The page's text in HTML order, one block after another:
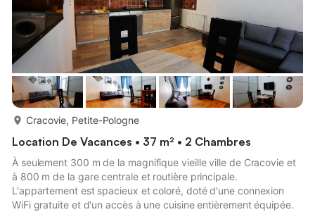
Cracovie, Petite-Pologne
Location De Vacances • 37 m² • 2 Chambres
À seulement 300 m de la magnifique vieille ville de Cracovie et
à 800 m de la gare centrale et routière principale.
L'appartement est spacieux et coloré, doté d'une connexion
WiFi gratuite et d'un accès à une cuisine entièrement équipée.